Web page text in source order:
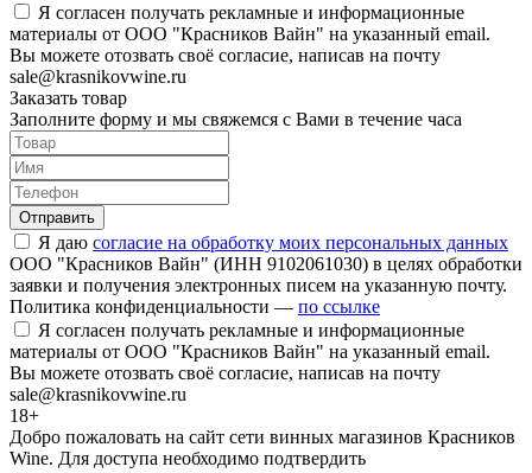
Я согласен получать рекламные и информационные
материалы от ООО "Красников Вайн" на указанный email.
Вы можете отозвать своё согласие, написав на почту
sale@krasnikovwine.ru
Заказать товар
Заполните форму и мы свяжемся с Вами в течение часа
Отправить
Я даю согласие на обработку моих персональных данных
ООО "Красников Вайн" (ИНН 9102061030) в целях обработки
заявки и получения электронных писем на указанную почту.
Политика конфиденциальности — по ссылке
Я согласен получать рекламные и информационные
материалы от ООО "Красников Вайн" на указанный email.
Вы можете отозвать своё согласие, написав на почту
sale@krasnikovwine.ru
18+
Добро пожаловать на сайт сети винных магазинов Красников
Wine. Для доступа необходимо подтвердить